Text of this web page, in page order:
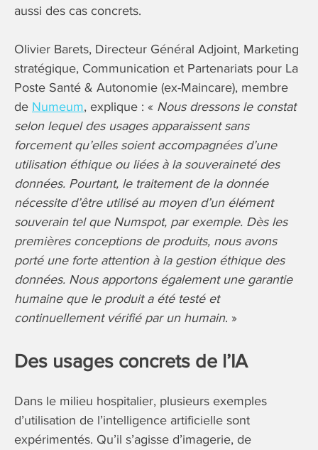
aussi des cas concrets.
Olivier Barets, Directeur Général Adjoint, Marketing
stratégique, Communication et Partenariats pour La
Poste Santé & Autonomie (ex-Maincare), membre
de Numeum, explique : « Nous dressons le constat
selon lequel des usages apparaissent sans
forcement qu’elles soient accompagnées d’une
utilisation éthique ou liées à la souveraineté des
données. Pourtant, le traitement de la donnée
nécessite d’être utilisé au moyen d’un élément
souverain tel que Numspot, par exemple. Dès les
premières conceptions de produits, nous avons
porté une forte attention à la gestion éthique des
données. Nous apportons également une garantie
humaine que le produit a été testé et
continuellement vérifié par un humain. »
Des usages concrets de l’IA
Dans le milieu hospitalier, plusieurs exemples
d’utilisation de l’intelligence artificielle sont
expérimentés. Qu’il s’agisse d’imagerie, de